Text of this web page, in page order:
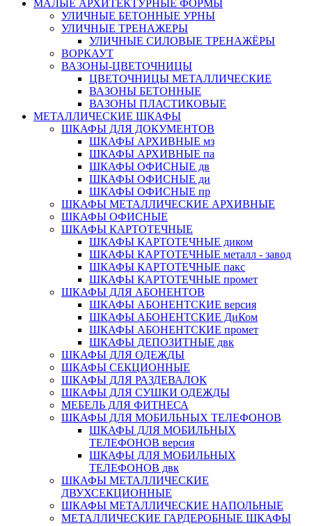
МАЛЫЕ АРХИТЕКТУРНЫЕ ФОРМЫ
УЛИЧНЫЕ БЕТОННЫЕ УРНЫ
УЛИЧНЫЕ ТРЕНАЖЕРЫ
УЛИЧНЫЕ СИЛОВЫЕ ТРЕНАЖЁРЫ
ВОРКАУТ
ВАЗОНЫ-ЦВЕТОЧНИЦЫ
ЦВЕТОЧНИЦЫ МЕТАЛЛИЧЕСКИЕ
ВАЗОНЫ БЕТОННЫЕ
ВАЗОНЫ ПЛАСТИКОВЫЕ
МЕТАЛЛИЧЕСКИЕ ШКАФЫ
ШКАФЫ ДЛЯ ДОКУМЕНТОВ
ШКАФЫ АРХИВНЫЕ мз
ШКАФЫ АРХИВНЫЕ па
ШКАФЫ ОФИСНЫЕ дв
ШКАФЫ ОФИСНЫЕ ди
ШКАФЫ ОФИСНЫЕ пр
ШКАФЫ МЕТАЛЛИЧЕСКИЕ АРХИВНЫЕ
ШКАФЫ ОФИСНЫЕ
ШКАФЫ КАРТОТЕЧНЫЕ
ШКАФЫ КАРТОТЕЧНЫЕ диком
ШКАФЫ КАРТОТЕЧНЫЕ металл - завод
ШКАФЫ КАРТОТЕЧНЫЕ пакс
ШКАФЫ КАРТОТЕЧНЫЕ промет
ШКАФЫ ДЛЯ АБОНЕНТОВ
ШКАФЫ АБОНЕНТСКИЕ версия
ШКАФЫ АБОНЕНТСКИЕ ДиКом
ШКАФЫ АБОНЕНТСКИЕ промет
ШКАФЫ ДЕПОЗИТНЫЕ двк
ШКАФЫ ДЛЯ ОДЕЖДЫ
ШКАФЫ СЕКЦИОННЫЕ
ШКАФЫ ДЛЯ РАЗДЕВАЛОК
ШКАФЫ ДЛЯ СУШКИ ОДЕЖДЫ
МЕБЕЛЬ ДЛЯ ФИТНЕСА
ШКАФЫ ДЛЯ МОБИЛЬНЫХ ТЕЛЕФОНОВ
ШКАФЫ ДЛЯ МОБИЛЬНЫХ
ТЕЛЕФОНОВ версия
ШКАФЫ ДЛЯ МОБИЛЬНЫХ
ТЕЛЕФОНОВ двк
ШКАФЫ МЕТАЛЛИЧЕСКИЕ
ДВУХСЕКЦИОННЫЕ
ШКАФЫ МЕТАЛЛИЧЕСКИЕ НАПОЛЬНЫЕ
МЕТАЛЛИЧЕСКИЕ ГАРДЕРОБНЫЕ ШКАФЫ